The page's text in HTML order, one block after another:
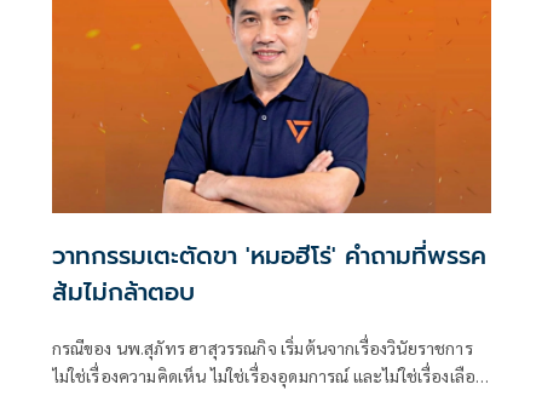
วาทกรรมเตะตัดขา 'หมอฮีโร่' คำถามที่พรรค
ส้มไม่กล้าตอบ
กรณีของ นพ.สุภัทร ฮาสุวรรณกิจ เริ่มต้นจากเรื่องวินัยราชการ
ไม่ใช่เรื่องความคิดเห็น ไม่ใช่เรื่องอุดมการณ์ และไม่ใช่เรื่องเลือก